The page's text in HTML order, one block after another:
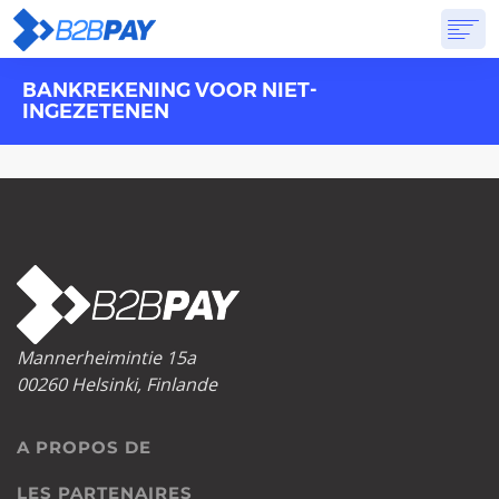
A PROPOS DESOLUTIONSBANQUE VIRTUELLETARIFS
CRÉER UN COMPTE
BANKREKENING VOOR NIET-
INGEZETENEN
Mannerheimintie 15a
00260 Helsinki, Finlande
A PROPOS DE
LES PARTENAIRES